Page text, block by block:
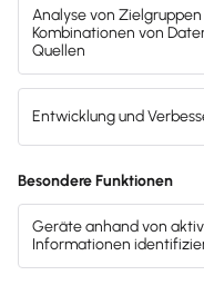
Faktura &